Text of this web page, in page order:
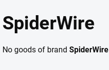
SpiderWire
No goods of brand SpiderWire